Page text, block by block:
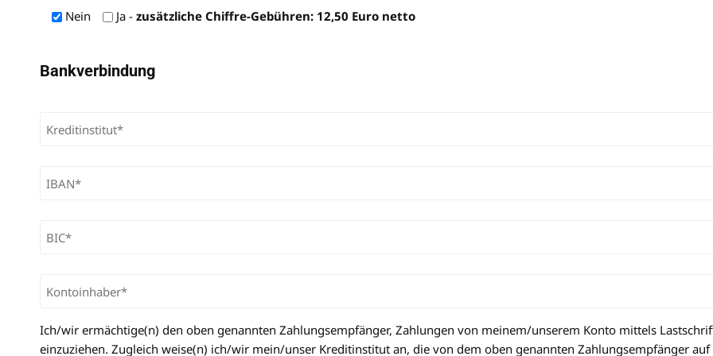
Nein Ja - zusätzliche Chiffre-Gebühren: 12,50 Euro netto
Bankverbindung
Ich/wir ermächtige(n) den oben genannten Zahlungsempfänger, Zahlungen von meinem/unserem Konto mittels
einzuziehen. Zugleich weise(n) ich/wir mein/unser Kreditinstitut an, die von dem oben genannten Zahlungsempfänger auf